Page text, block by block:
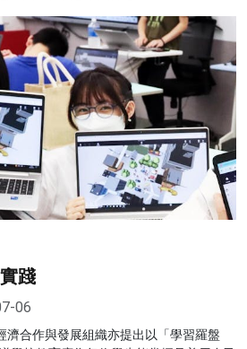
踐
06
濟合作與發展組織亦提出以「學習羅盤